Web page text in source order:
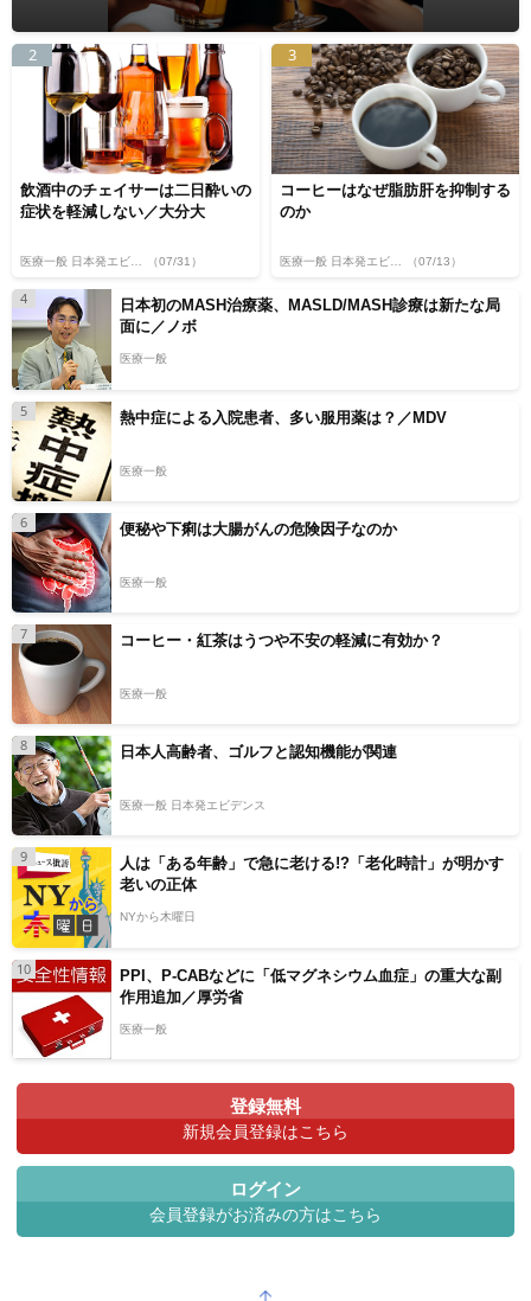
2
飲酒中のチェイサーは二日酔いの
症状を軽減しない／大分大
医療一般 日本発エビデンス （07/31）
3
コーヒーはなぜ脂肪肝を抑制する
のか
医療一般 日本発エビデンス （07/13）
4
日本初のMASH治療薬、MASLD/MASH診療は新たな局
面に／ノボ
医療一般
5 熱中症による入院患者、多い服用薬は？／MDV
医療一般
6 便秘や下痢は大腸がんの危険因子なのか
医療一般
7 コーヒー・紅茶はうつや不安の軽減に有効か？
医療一般
8 日本人高齢者、ゴルフと認知機能が関連
医療一般 日本発エビデンス
9
人は「ある年齢」で急に老ける!?「老化時計」が明かす
老いの正体
NYから木曜日
10
PPI、P-CABなどに「低マグネシウム血症」の重大な副
作用追加／厚労省
医療一般
登録無料
新規会員登録はこちら
ログイン
会員登録がお済みの方はこちら